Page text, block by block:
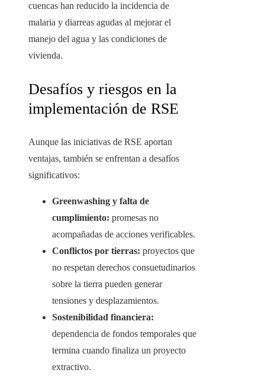
cuencas han reducido la incidencia de
malaria y diarreas agudas al mejorar el
manejo del agua y las condiciones de
vivienda.
Desafíos y riesgos en la
implementación de RSE
Aunque las iniciativas de RSE aportan
ventajas, también se enfrentan a desafíos
significativos:
Greenwashing y falta de
cumplimiento: promesas no
acompañadas de acciones verificables.
Conflictos por tierras: proyectos que
no respetan derechos consuetudinarios
sobre la tierra pueden generar
tensiones y desplazamientos.
Sostenibilidad financiera:
dependencia de fondos temporales que
termina cuando finaliza un proyecto
extractivo.